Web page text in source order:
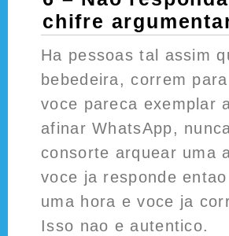
chifre
Ha pessoas tal assim
bebedeira, correm
voce pareca exemplar
afinar WhatsApp,
consorte arquear uma
voce ja responde
uma hora e voce ja
Isso nao e autentico.